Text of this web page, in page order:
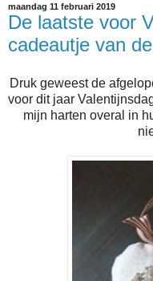
maandag 11 februari 2019
De laatste voor
cadeautje van
Druk geweest de
voor dit jaar
mijn harten overal in